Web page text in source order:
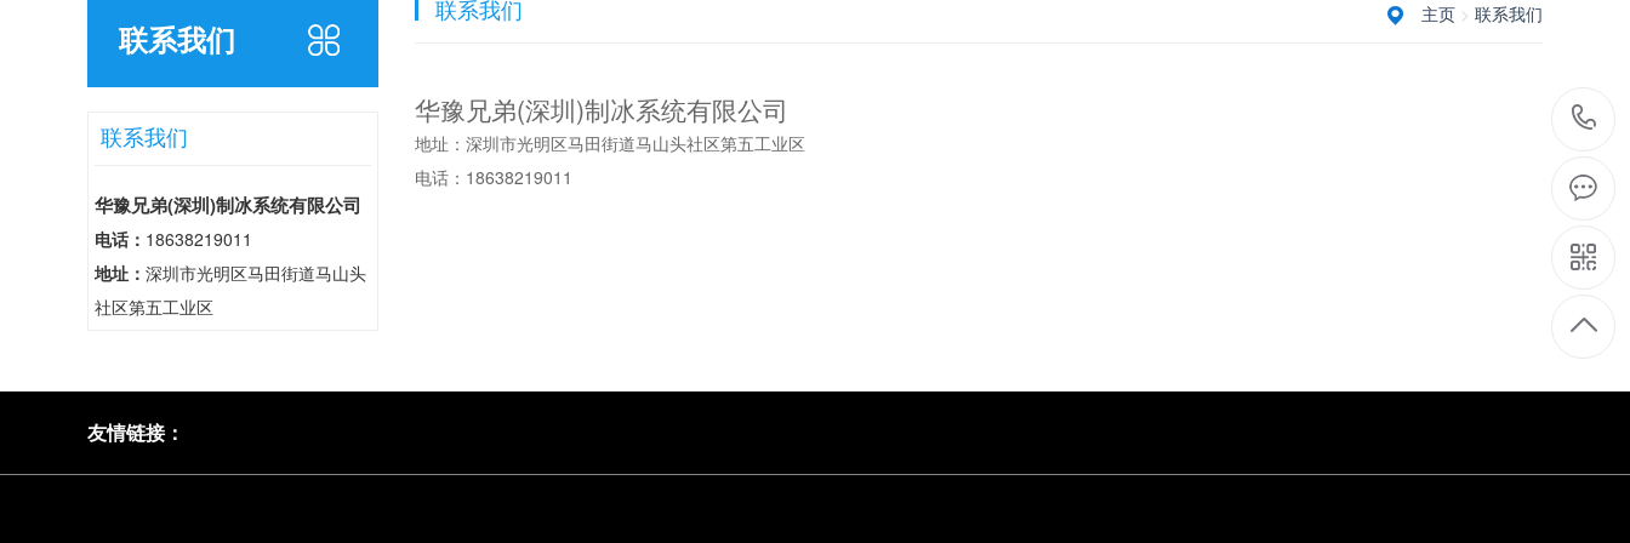
联系我们
联系我们
华豫兄弟(深圳)制冰系统有限公司
电话： 18638219011
地址： 深圳市光明区马田街道马山头
社区第五工业区
主页 > 联系我们
联系我们
华豫兄弟(深圳)制冰系统有限公司
地址：深圳市光明区马田街道马山头社区第五工业区
电话：18638219011
友情链接：